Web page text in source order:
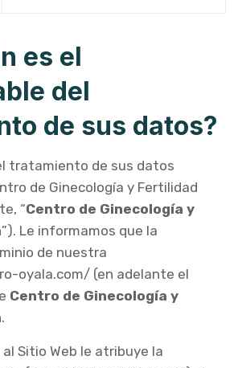
es el
del
de sus datos?
tratamiento de sus datos
de Ginecología y Fertilidad
“Centro de Ginecología y
”). Le informamos que la
de nuestra
oyala.com/ (en adelante el
Centro de Ginecología y
.
Sitio Web le atribuye la